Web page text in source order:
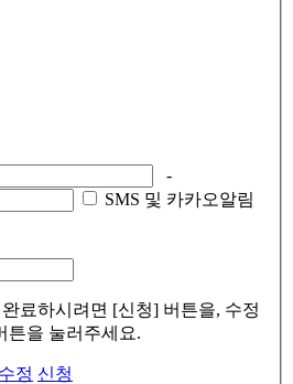
-
SMS 및 카카오알림
료하시려면 [신청] 버튼을, 수정
튼을 눌러주세요.
수정 신청